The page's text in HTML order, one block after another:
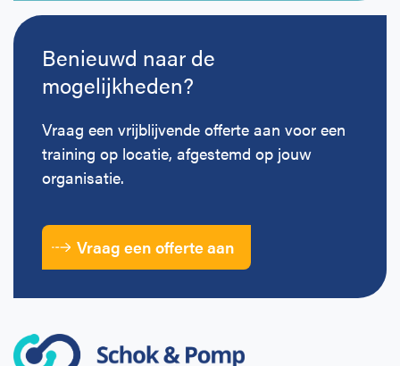
Benieuwd naar de
mogelijkheden?
Vraag een vrijblijvende offerte aan voor een
training op locatie, afgestemd op jouw
organisatie.
Vraag een offerte aan